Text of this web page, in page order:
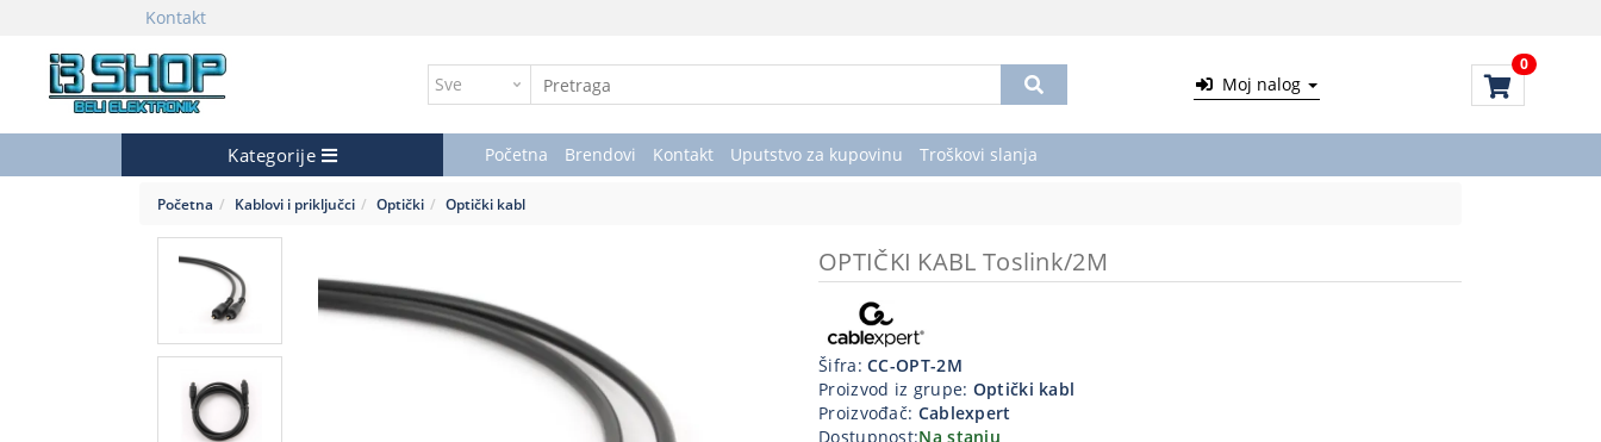
Kontakt
Moj nalog
0
Kategorije Početna Brendovi Kontakt Uputstvo za kupovinu Troškovi slanja
Početna Kablovi i priključci Optički Optički kabl
OPTIČKI KABL Toslink/2M
Šifra:CC-OPT-2M
Proizvod iz grupe: Optički kabl
Proizvođač: Cablexpert
Dostupnost:Na stanju